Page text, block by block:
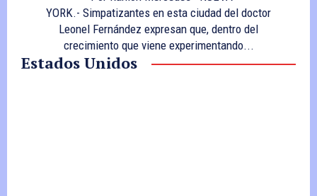
YORK.- Simpatizantes en esta ciudad del doctor
Leonel Fernández expresan que, dentro del
crecimiento que viene experimentando...
Estados Unidos